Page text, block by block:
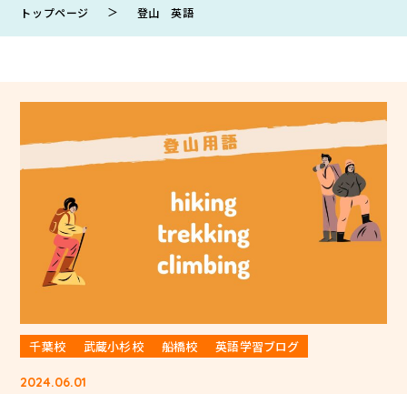
トップページ ＞ 登山 英語
千葉校 武蔵小杉校 船橋校 英語学習ブログ
2024.06.01